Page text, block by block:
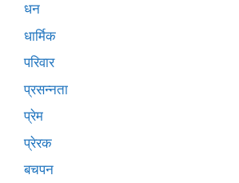
धन
धार्मिक
परिवार
प्रसन्नता
प्रेम
प्रेरक
बचपन